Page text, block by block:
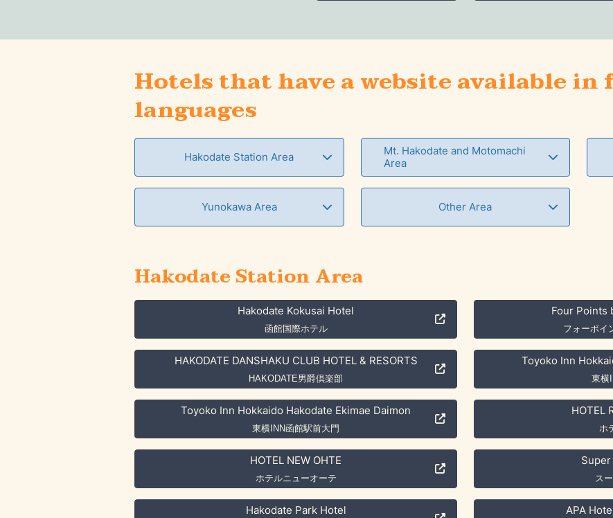
Hotels that have a website available in
languages
Hakodate Station Area
Mt. Hakodate and Motomachi
Area
Yunokawa Area Other Area
Hakodate Station Area
Hakodate Kokusai Hotel
函館国際ホテル
Four Points
フォーポイ
HAKODATE DANSHAKU CLUB HOTEL & RESORTS
HAKODATE男爵倶楽部
Toyoko Inn
東横
Toyoko Inn Hokkaido Hakodate Ekimae Daimon
東横INN函館駅前大門
HOTEL
ホ
HOTEL NEW OHTE
ホテルニューオーテ ス
Hakodate Park Hotel APA